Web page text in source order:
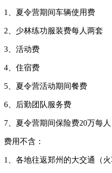
1、夏令营期间车辆使用费
2、少林练功服装费每人两套
3、活动费
4、住宿费
5、夏令营活动期间餐费
6、后勤团队服务费
7、夏令营期间保险费20万每人
费用不含：
1、各地往返郑州的大交通（火